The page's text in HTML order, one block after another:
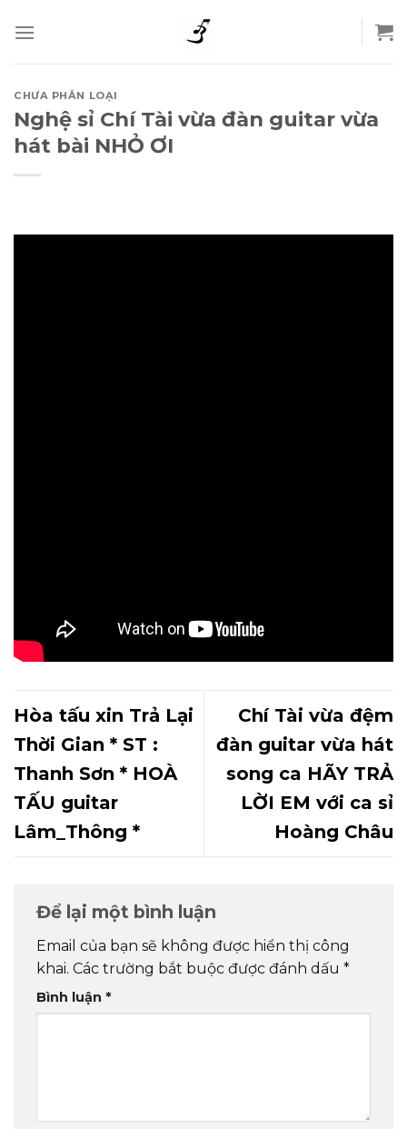
to
content
CHƯA PHÂN LOẠI
Nghệ sỉ Chí Tài vừa đàn guitar vừa
hát bài NHỎ ƠI
Hòa tấu xin Trả Lại
Thời Gian * ST :
Thanh Sơn * HOÀ
TẤU guitar
Lâm_Thông *
Chí Tài vừa đệm
đàn guitar vừa hát
song ca HÃY TRẢ
LỜI EM với ca sỉ
Hoàng Châu
Để lại một bình luận
Email của bạn sẽ không được hiển thị công
khai. Các trường bắt buộc được đánh dấu *
Bình luận *